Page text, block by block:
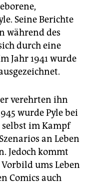
Seine Berichte
während des
durch eine
Jahr 1941 wurde
verehrten ihn
wurde Pyle bei
im Kampf
an Leben
Jedoch kommt
ums Leben
Comics auch